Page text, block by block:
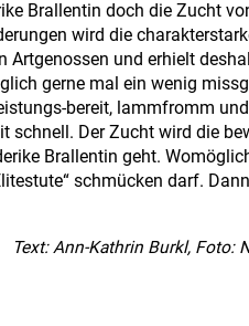
Brallentin doch die Zucht
wird die
Artgenossen und erhielt
gerne mal ein wenig
bereit, lammfromm
schnell. Der Zucht wird die
Brallentin geht.
schmücken darf.
Text: Ann-Kathrin Burkl, Foto: